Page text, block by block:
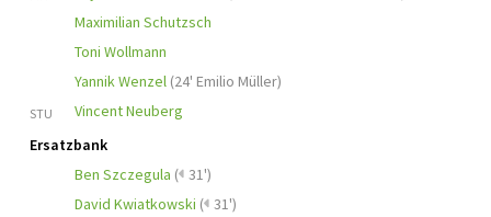
Maximilian Schutzsch
Toni Wollmann
Yannik Wenzel (24' Emilio Müller)
STU
Vincent Neuberg
Ersatzbank
Ben Szczegula ( 31')
David Kwiatkowski ( 31')